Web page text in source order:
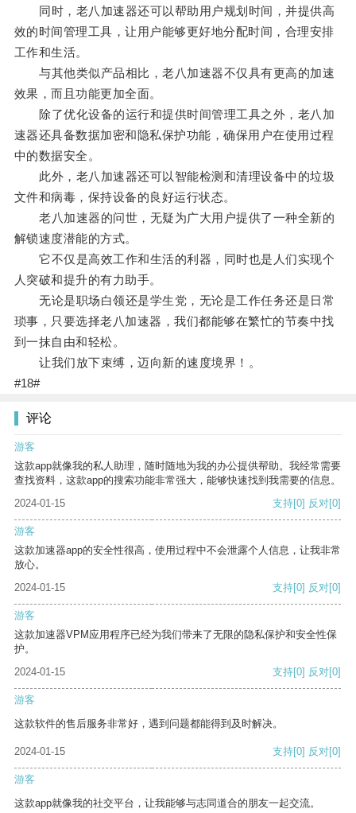
同时，老八加速器还可以帮助用户规划时间，并提供高
效的时间管理工具，让用户能够更好地分配时间，合理安排
工作和生活。
与其他类似产品相比，老八加速器不仅具有更高的加速
效果，而且功能更加全面。
除了优化设备的运行和提供时间管理工具之外，老八加
速器还具备数据加密和隐私保护功能，确保用户在使用过程
中的数据安全。
此外，老八加速器还可以智能检测和清理设备中的垃圾
文件和病毒，保持设备的良好运行状态。
老八加速器的问世，无疑为广大用户提供了一种全新的
解锁速度潜能的方式。
它不仅是高效工作和生活的利器，同时也是人们实现个
人突破和提升的有力助手。
无论是职场白领还是学生党，无论是工作任务还是日常
琐事，只要选择老八加速器，我们都能够在繁忙的节奏中找
到一抹自由和轻松。
让我们放下束缚，迈向新的速度境界！。
#18#
评论
游客
这款app就像我的私人助理，随时随地为我的办公提供帮助。我经常需要
查找资料，这款app的搜索功能非常强大，能够快速找到我需要的信息。
2024-01-15
支持[0] 反对[0]
游客
这款加速器app的安全性很高，使用过程中不会泄露个人信息，让我非常
放心。
2024-01-15
支持[0] 反对[0]
游客
这款加速器VPM应用程序已经为我们带来了无限的隐私保护和安全性保
护。
2024-01-15
支持[0] 反对[0]
游客
这款软件的售后服务非常好，遇到问题都能得到及时解决。
2024-01-15 支持[0] 反对[0]
游客
这款app就像我的社交平台，让我能够与志同道合的朋友一起交流。